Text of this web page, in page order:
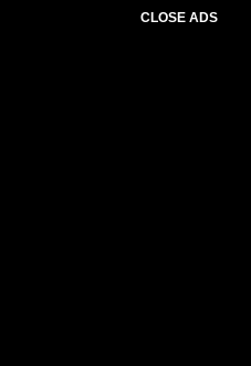
CLOSE ADS